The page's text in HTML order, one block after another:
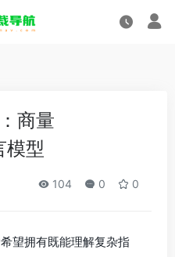
商量
模型
104 0 0
望拥有既能理解复杂指